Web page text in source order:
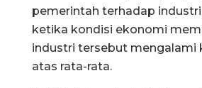
pemerintah terhadap
ketika kondisi ekonomi
industri tersebut mengalami
atas rata-rata.